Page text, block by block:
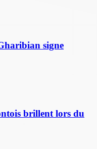
signe
brillent lors du